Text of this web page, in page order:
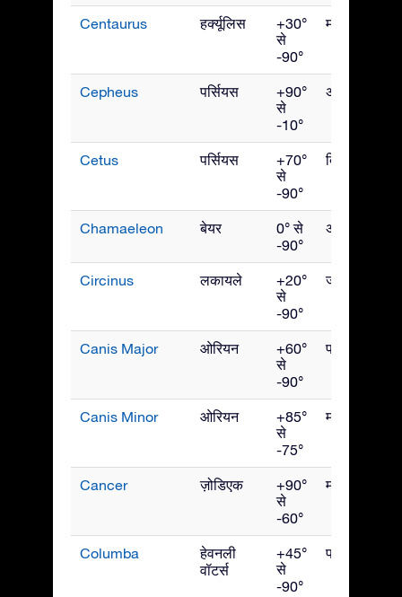
Centaurus हर्क्यूलिस
+30°
से
-90°
मई
Cepheus पर्सियस
+90°
से
-10°
अक्टूबर
Cetus पर्सियस
+70°
से
-90°
दिसंबर
Chamaeleon बेयर
0° से
-90°
अप्रैल
Circinus लकायले
+20°
से
-90°
जून
Canis Major ओरियन
+60°
से
-90°
फरवरी
Canis Minor ओरियन
+85°
से
-75°
मार्च
Cancer ज़ोडिएक
+90°
से
-60°
मार्च
Columba
हेवनली
वॉटर्स
+45°
से
-90°
फरवरी